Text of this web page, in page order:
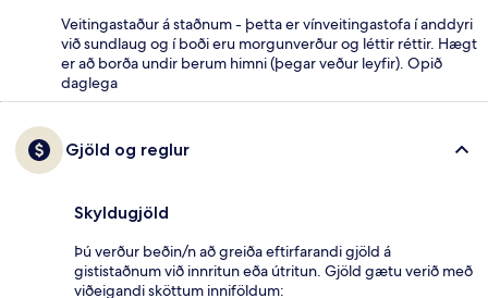
Veitingastaður á staðnum - þetta er vínveitingastofa í anddyri
við sundlaug og í boði eru morgunverður og léttir réttir. Hægt
er að borða undir berum himni (þegar veður leyfir). Opið
daglega
Gjöld og reglur
Skyldugjöld
Þú verður beðin/n að greiða eftirfarandi gjöld á
gististaðnum við innritun eða útritun. Gjöld gætu verið með
viðeigandi sköttum inniföldum: